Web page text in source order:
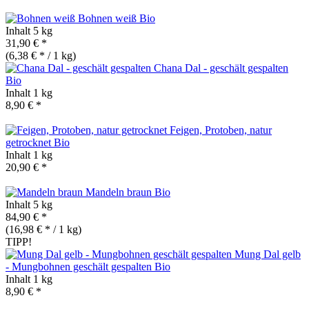
Bohnen weiß Bio
Inhalt 5 kg
31,90 € *
(6,38 € * / 1 kg)
Chana Dal - geschält gespalten
Bio
Inhalt 1 kg
8,90 € *
Feigen, Protoben, natur
getrocknet Bio
Inhalt 1 kg
20,90 € *
Mandeln braun Bio
Inhalt 5 kg
84,90 € *
(16,98 € * / 1 kg)
TIPP!
Mung Dal gelb
- Mungbohnen geschält gespalten Bio
Inhalt 1 kg
8,90 € *